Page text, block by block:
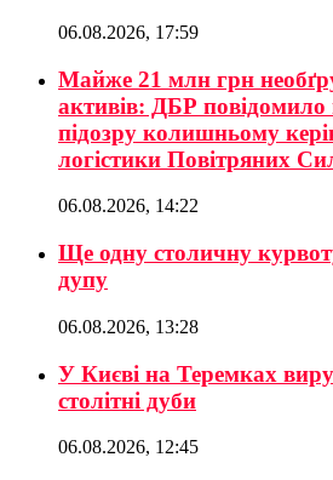
06.08.2026, 17:59
Майже 21 млн грн
активів: ДБР повідомило
підозру колишньому
логістики Повітряних
06.08.2026, 14:22
Ще одну столичну
дупу
06.08.2026, 13:28
У Києві на Теремках
столітні дуби
06.08.2026, 12:45